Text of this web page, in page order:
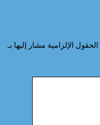
الحقول الإلزامية مشار إليها بـ